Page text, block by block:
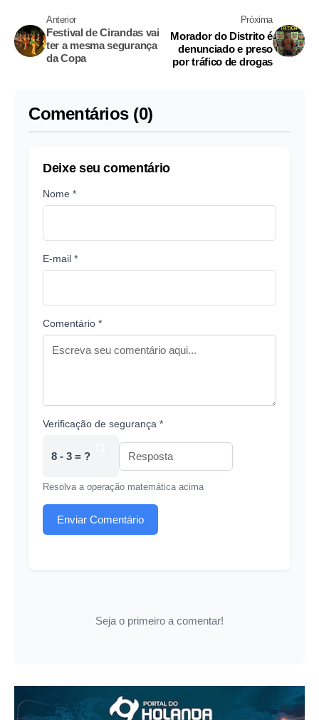
Anterior
Festival de Cirandas vai
ter a mesma segurança
da Copa
Próxima
Morador do Distrito é
denunciado e preso
por tráfico de drogas
Comentários (0)
Deixe seu comentário
Nome *
E-mail *
Comentário *
Verificação de segurança *
8 - 3 = ?
Resolva a operação matemática acima
Enviar Comentário
Seja o primeiro a comentar!